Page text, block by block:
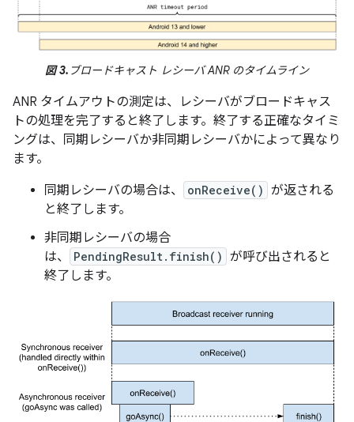
図 3. ブロードキャスト レシーバ ANR のタイムライン
ANR タイムアウトの測定は、レシーバがブロードキャス
トの処理を完了すると終了します。終了する正確なタイミ
ングは、同期レシーバか非同期レシーバかによって異なり
ます。
同期レシーバの場合は、
onReceive() が返される
と終了します。
非同期レシーバの場合
は、
PendingResult.finish() が呼び出されると
終了します。